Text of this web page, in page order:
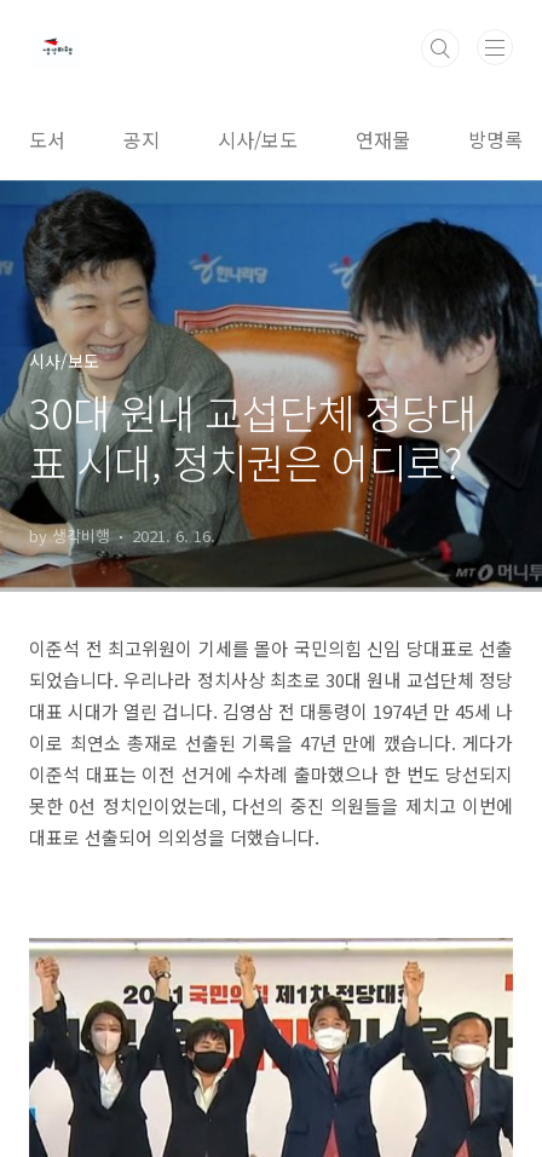
도서 공지 시사/보도 연재물 방명록
시사/보도
30대 원내 교섭단체 정당대
표 시대, 정치권은 어디로?
by 생각비행 2021. 6. 16.
이준석 전 최고위원이 기세를 몰아 국민의힘 신임 당대표로 선출
되었습니다. 우리나라 정치사상 최초로 30대 원내 교섭단체 정당
대표 시대가 열린 겁니다. 김영삼 전 대통령이 1974년 만 45세 나
이로 최연소 총재로 선출된 기록을 47년 만에 깼습니다. 게다가
이준석 대표는 이전 선거에 수차례 출마했으나 한 번도 당선되지
못한 0선 정치인이었는데, 다선의 중진 의원들을 제치고 이번에
대표로 선출되어 의외성을 더했습니다.